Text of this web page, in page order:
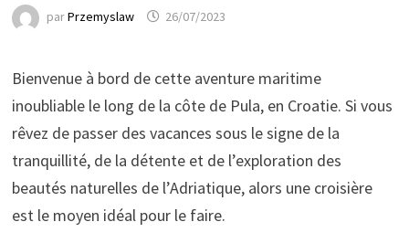
parPrzemyslaw 26/07/2023
Bienvenue à bord de cette aventure maritime
inoubliable le long de la côte de Pula, en Croatie. Si vous
rêvez de passer des vacances sous le signe de la
tranquillité, de la détente et de l’exploration des
beautés naturelles de l’Adriatique, alors une croisière
est le moyen idéal pour le faire.